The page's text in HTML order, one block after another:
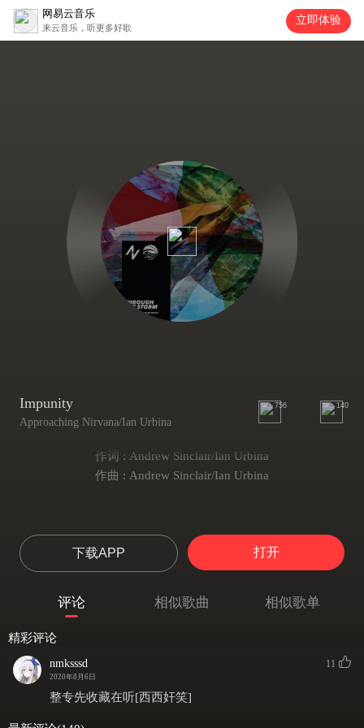
网易云音乐
来云音乐，听更多好歌
立即体验
Impunity
Approaching Nirvana/Ian Urbina
756 140
作词 : Andrew Sinclair/Ian Urbina
作曲 : Andrew Sinclair/Ian Urbina
下载APP 打开
评论 相似歌曲 相似歌单
精彩评论
nmksssd
2020年8月6日
11
整专先收藏在听[西西奸笑]